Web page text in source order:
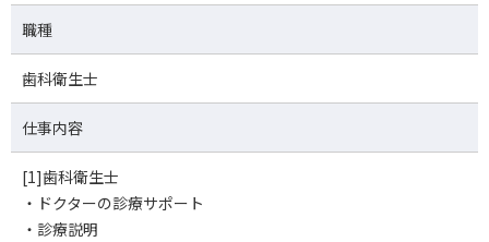
職種
歯科衛生士
仕事内容
[1]歯科衛生士
・ドクターの診療サポート
・診療説明